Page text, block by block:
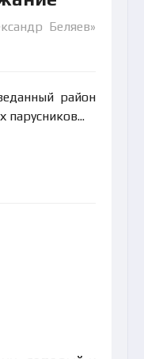
Беляев»
район
парусников...